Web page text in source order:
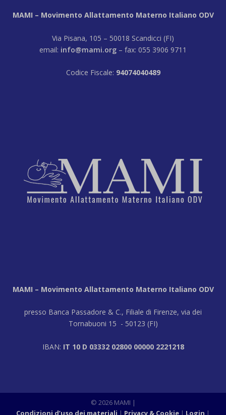
MAMI – Movimento Allattamento Materno Italiano ODV
Via Pisana, 105 – 50018 Scandicci (FI)
email: info@mami.org – fax: 055 3906 9711
Codice Fiscale: 94074040489
MAMI – Movimento Allattamento Materno Italiano ODV
presso Banca Passadore & C., Filiale di Firenze, via dei
Tornabuoni 15 - 50123 (FI)
IBAN: IT 10 D 03332 02800 00000 2221218
© 2026 MAMI |
Condizioni d’uso dei materiali
Privacy & Cookie Login |